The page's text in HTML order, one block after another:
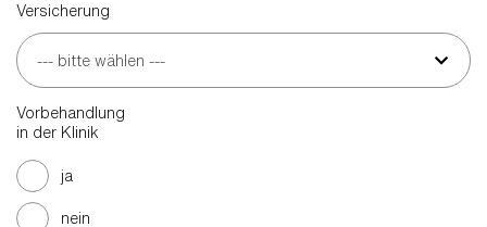
Versicherung
--- bitte wählen ---
Vorbehandlung
in der Klinik
ja
nein